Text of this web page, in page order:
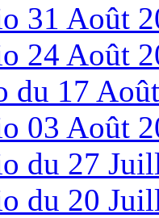
31 Août
24 Août
du 17
03 Août
du 27
du 20